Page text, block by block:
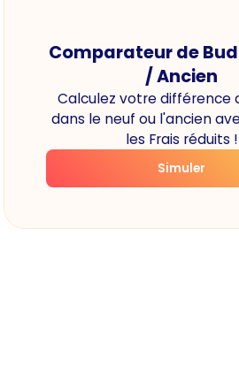
Comparateur de
/ Ancien
Calculez votre différence
dans le neuf ou l'ancien
les Frais réduits !
Simuler